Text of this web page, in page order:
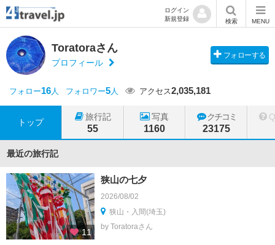
ログイン
新規登録
検索 MENU
Toratoraさん
プロフィール
フォローする
フォロー16人 フォロワー5人 アクセス2,035,181
トップ
旅行記
55
写真
1160
クチコミ
23175
最近の旅行記
11
狭山の七夕
2026/08/02
狭山・入間(埼玉)
by Toratoraさん